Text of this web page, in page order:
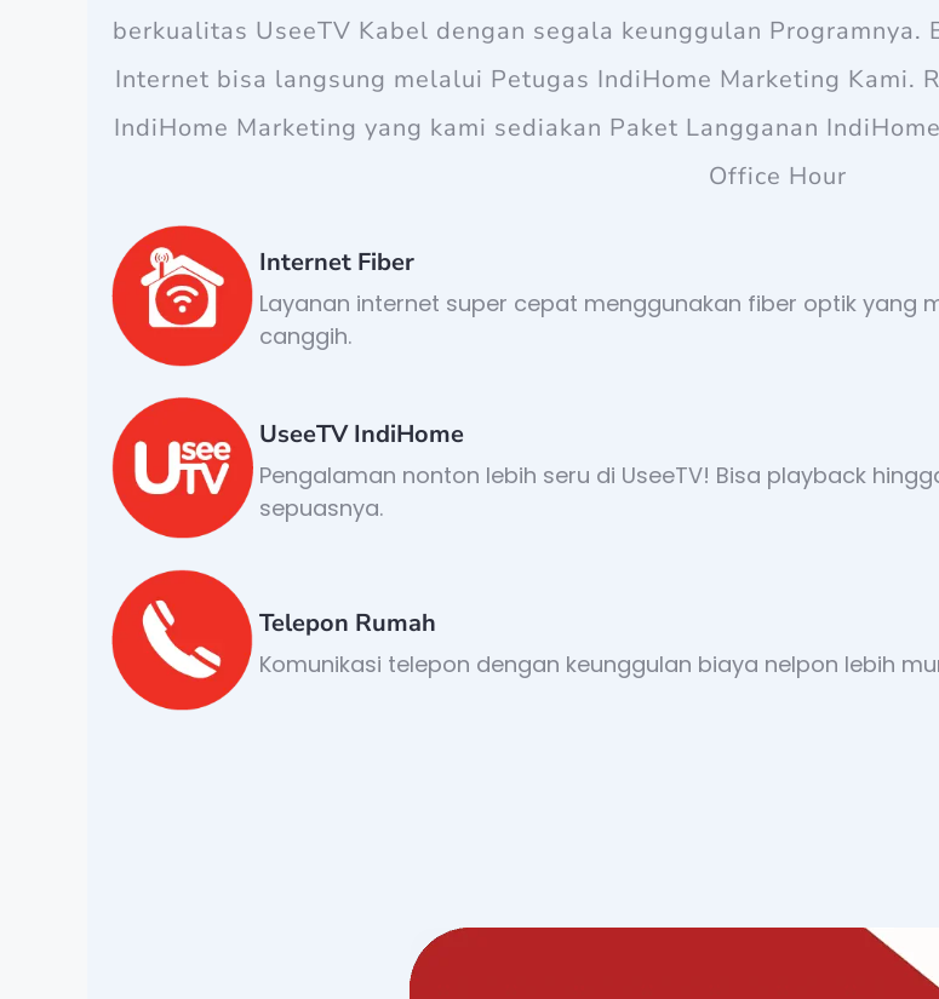
berkualitas UseeTV Kabel dengan segala keunggulan Programnya.
Internet bisa langsung melalui Petugas IndiHome Marketing Kami.
IndiHome Marketing yang kami sediakan Paket Langganan
Office Hour
Internet Fiber
Layanan internet super cepat menggunakan fiber optik yang
canggih.
UseeTV IndiHome
Pengalaman nonton lebih seru di UseeTV! Bisa playback
sepuasnya.
Telepon Rumah
Komunikasi telepon dengan keunggulan biaya nelpon lebih